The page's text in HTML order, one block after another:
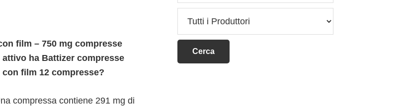
film – 750 mg compresse
ha Battizer compresse
film 12 compresse?
compressa contiene 291 mg di